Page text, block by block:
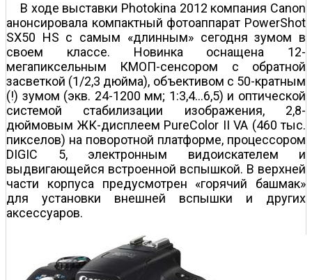
В ходе выставки Photokina 2012 компания Canon
анонсировала компактный фотоаппарат PowerShot
SX50 HS с самым «длинным» сегодня зумом в
своем классе. Новинка оснащена 12-
мегапиксельным КМОП-сенсором с обратной
засветкой (1/2,3 дюйма), объективом с 50-кратным
(!) зумом (экв. 24-1200 мм; 1:3,4…6,5) и оптической
системой стабилизации изображения, 2,8-
дюймовым ЖК-дисплеем PureColor II VA (460 тыс.
пикселов) на поворотной платформе, процессором
DIGIC 5, электронным видоискателем и
выдвигающейся встроенной вспышкой. В верхней
части корпуса предусмотрен «горячий башмак»
для установки внешней вспышки и других
аксессуаров.